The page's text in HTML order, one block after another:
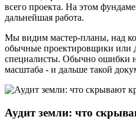
всего проекта. На этом
дальнейшая работа.
Мы видим мастер-планы, над
обычные проектировщики или
специалисты. Обычно ошибки
масштаба - и дальше такой
Аудит земли: что